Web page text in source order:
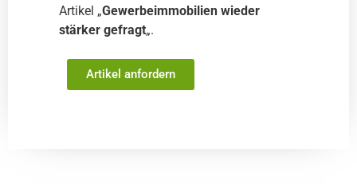
Artikel „Gewerbeimmobilien wieder
stärker gefragt„.
Artikel anfordern